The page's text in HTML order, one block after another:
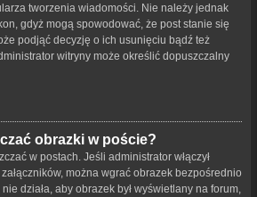
tworzenia wiadomości. Nie należy jednak
gdyż mogą spowodować, że post stanie się
podjąć decyzję o ich usunięciu bądź też
witryny może określić dopuszczalny
obrazki w poście?
w postach. Jeśli administrator włączył
można wgrać obrazek bezpośrednio
działa, aby obrazek był wyświetlany na forum,